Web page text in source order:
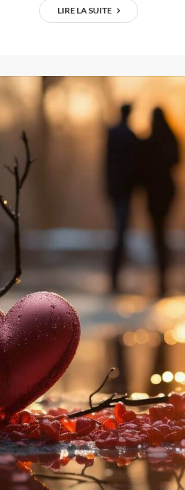
LIRE LA SUITE